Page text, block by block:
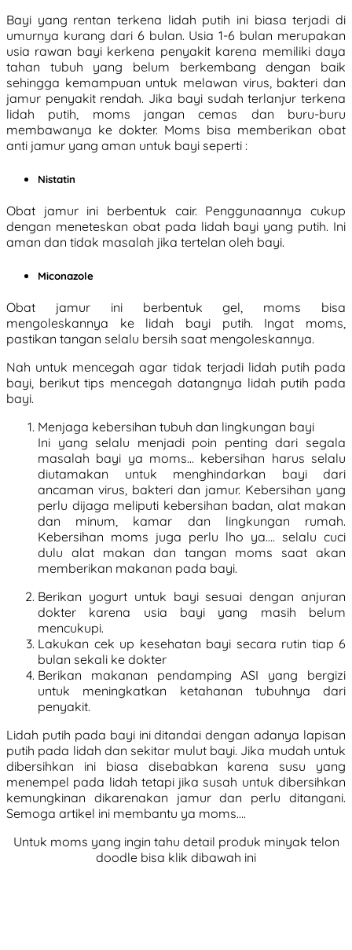
Bayi yang rentan terkena lidah putih ini biasa terjadi di
umurnya kurang dari 6 bulan. Usia 1-6 bulan merupakan
usia rawan bayi kerkena penyakit karena memiliki daya
tahan tubuh yang belum berkembang dengan baik
sehingga kemampuan untuk melawan virus, bakteri dan
jamur penyakit rendah. Jika bayi sudah terlanjur terkena
lidah putih, moms jangan cemas dan buru-buru
membawanya ke dokter. Moms bisa memberikan obat
anti jamur yang aman untuk bayi seperti :
Nistatin
Obat jamur ini berbentuk cair. Penggunaannya cukup
dengan meneteskan obat pada lidah bayi yang putih. Ini
aman dan tidak masalah jika tertelan oleh bayi.
Miconazole
Obat jamur ini berbentuk gel, moms bisa
mengoleskannya ke lidah bayi putih. Ingat moms,
pastikan tangan selalu bersih saat mengoleskannya.
Nah untuk mencegah agar tidak terjadi lidah putih pada
bayi, berikut tips mencegah datangnya lidah putih pada
bayi.
Menjaga kebersihan tubuh dan lingkungan bayi
Ini yang selalu menjadi poin penting dari segala
masalah bayi ya moms… kebersihan harus selalu
diutamakan untuk menghindarkan bayi dari
ancaman virus, bakteri dan jamur. Kebersihan yang
perlu dijaga meliputi kebersihan badan, alat makan
dan minum, kamar dan lingkungan rumah.
Kebersihan moms juga perlu lho ya…. selalu cuci
dulu alat makan dan tangan moms saat akan
memberikan makanan pada bayi.
Berikan yogurt untuk bayi sesuai dengan anjuran
dokter karena usia bayi yang masih belum
mencukupi.
Lakukan cek up kesehatan bayi secara rutin tiap 6
bulan sekali ke dokter
Berikan makanan pendamping ASI yang bergizi
untuk meningkatkan ketahanan tubuhnya dari
penyakit.
Lidah putih pada bayi ini ditandai dengan adanya lapisan
putih pada lidah dan sekitar mulut bayi. Jika mudah untuk
dibersihkan ini biasa disebabkan karena susu yang
menempel pada lidah tetapi jika susah untuk dibersihkan
kemungkinan dikarenakan jamur dan perlu ditangani.
Semoga artikel ini membantu ya moms….
Untuk moms yang ingin tahu detail produk minyak telon
doodle bisa klik dibawah ini